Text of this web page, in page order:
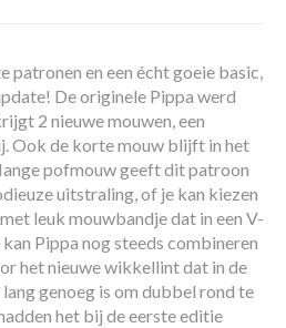
patronen en een écht goeie basic,
De originele Pippa werd
2 nieuwe mouwen, een
Ook de korte mouw blijft in het
pofmouw geeft dit patroon
uitstraling, of je kan kiezen
leuk mouwbandje dat in een V-
Pippa nog steeds combineren
het nieuwe wikkellint dat in de
genoeg is om dubbel rond te
het bij de eerste editie